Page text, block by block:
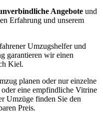
Angebote und
Erfahrung und unserem
Umzugshelfer und
garantieren wir einen
Kiel.
planen oder nur einzelne
eine empfindliche Vitrine
Umzüge finden Sie den
Preis.